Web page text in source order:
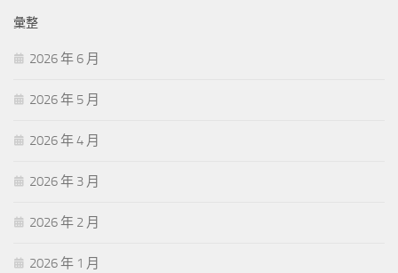
字:
彙整
2026 年 6 月
2026 年 5 月
2026 年 4 月
2026 年 3 月
2026 年 2 月
2026 年 1 月